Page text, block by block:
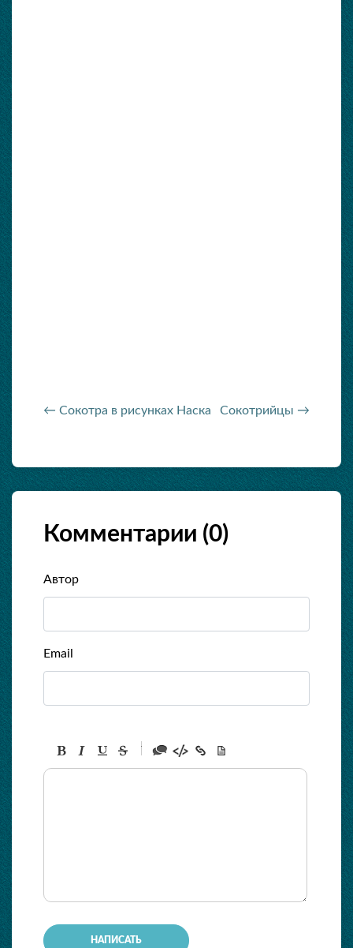
← Сокотра в рисунках Наска Сокотрийцы →
Комментарии (0)
Автор
Email
-
-